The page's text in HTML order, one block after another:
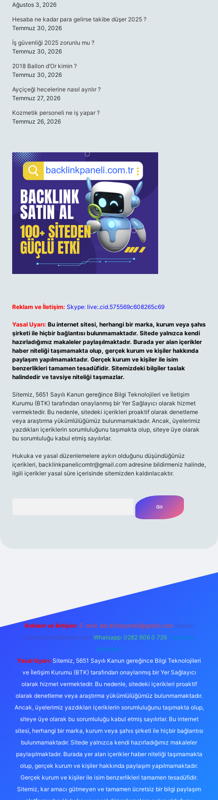
Ağustos 3, 2026
Hesaba ne kadar para gelirse takibe düşer 2025 ?
Temmuz 30, 2026
İş güvenliği 2025 zorunlu mu ?
Temmuz 30, 2026
2018 Ballon d’Or kimin ?
Temmuz 30, 2026
Ayçiçeği hecelerine nasıl ayrılır ?
Temmuz 27, 2026
Kozmetik personeli ne iş yapar ?
Temmuz 26, 2026
Reklam ve İletişim: Skype: live:.cid.575569c608265c69
Yasal Uyarı: Bu internet sitesi, herhangi bir marka, kurum veya şahıs
şirketi ile hiçbir bağlantısı bulunmamaktadır. Sitede yalnızca kendi
hazırladığımız makaleler paylaşılmaktadır. Burada yer alan içerikler
haber niteliği taşımamakta olup, gerçek kurum ve kişiler hakkında
paylaşım yapılmamaktadır. Gerçek kurum ve kişiler ile isim
benzerlikleri tamamen tesadüfidir. Sitemizdeki bilgiler taslak
halindedir ve tavsiye niteliği taşımazlar.
Sitemiz, 5651 Sayılı Kanun gereğince Bilgi Teknolojileri ve İletişim
Kurumu (BTK) tarafından onaylanmış bir Yer Sağlayıcı olarak hizmet
vermektedir. Bu nedenle, sitedeki içerikleri proaktif olarak denetleme
veya araştırma yükümlülüğümüz bulunmamaktadır. Ancak, üyelerimiz
yazdıkları içeriklerin sorumluluğunu taşımakta olup, siteye üye olarak
bu sorumluluğu kabul etmiş sayılırlar.
Hukuka ve yasal düzenlemelere aykırı olduğunu düşündüğünüz
içerikleri, backlinkpanelicomtr@gmail.com adresine bildirmeniz halinde,
ilgili içerikler yasal süre içerisinde sitemizden kaldırılacaktır.
Reklam ve İletişim: E-mail: backlinkpaneli@gmail.com Teams:
forumhizmeti@gmail.com Whatsapp: 0262 606 0 726 Telegram:
@karabul
Yasal Uyarı: Sitemiz, 5651 Sayılı Kanun gereğince Bilgi Teknolojileri
ve İletişim Kurumu (BTK) tarafından onaylanmış bir Yer Sağlayıcı
olarak hizmet vermektedir. Bu nedenle, sitedeki içerikleri proaktif
olarak denetleme veya araştırma yükümlülüğümüz bulunmamaktadır.
Ancak, üyelerimiz yazdıkları içeriklerin sorumluluğunu taşımakta olup,
siteye üye olarak bu sorumluluğu kabul etmiş sayılırlar. Bu internet
sitesi, herhangi bir marka, kurum veya şahıs şirketi ile hiçbir bağlantısı
bulunmamaktadır. Sitede yalnızca kendi hazırladığımız makaleler
paylaşılmaktadır. Burada yer alan içerikler haber niteliği taşımamakta
olup, gerçek kurum ve kişiler hakkında paylaşım yapılmamaktadır.
Gerçek kurum ve kişiler ile isim benzerlikleri tamamen tesadüfidir.
Sitemiz, kar amacı gütmeyen ve tamamen ücretsiz bir bilgi paylaşım